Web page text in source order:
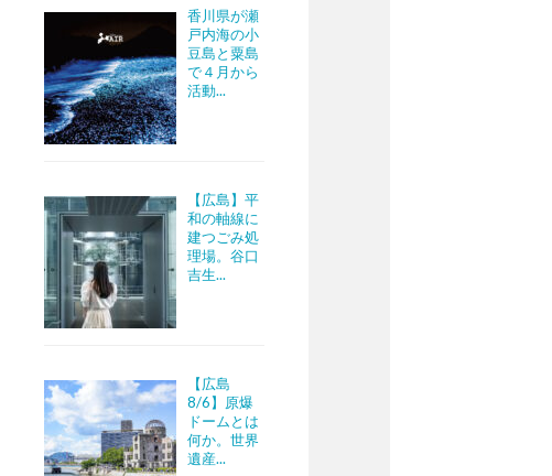
香川県が瀬
戸内海の小
豆島と粟島
で４月から
活動...
【広島】平
和の軸線に
建つごみ処
理場。谷口
吉生...
【広島
8/6】原爆
ドームとは
何か。世界
遺産...